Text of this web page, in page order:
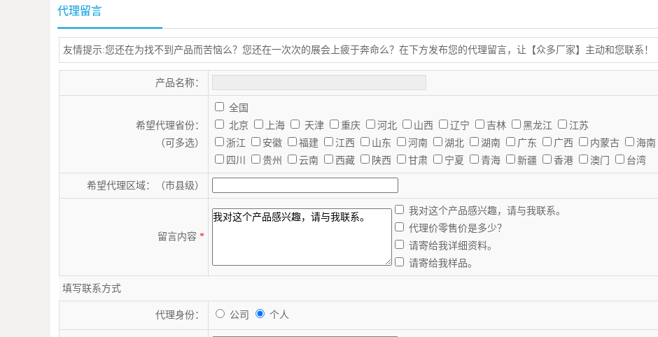
代理留言
友情提示:您还在为找不到产品而苦恼么？您还在一次次的展会上疲于奔命么？在下方发布您的代理留言，让【众多厂家】主动和您联系！
产品名称：
希望代理省份：
（可多选）
全国
北京
上海 天津 重庆 河北 山西 辽宁 吉林 黑龙江
江苏
浙江
安徽 福建 江西 山东 河南 湖北 湖南 广东 广西 内蒙古
海南
四川
贵州 云南 西藏 陕西 甘肃 宁夏 青海 新疆 香港 澳门 台湾
希望代理区域：（市县级）
留言内容 *
我对这个产品感兴趣，请与我联系。
代理价零售价是多少？
请寄给我详细资料。
请寄给我样品。
填写联系方式
代理身份： 公司 个人